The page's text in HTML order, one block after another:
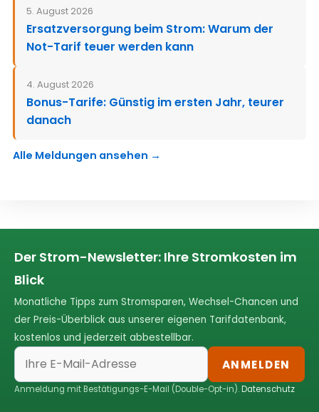
5. August 2026
Ersatzversorgung beim Strom: Warum der
Not-Tarif teuer werden kann
4. August 2026
Bonus-Tarife: Günstig im ersten Jahr, teurer
danach
Alle Meldungen ansehen →
Der Strom-Newsletter: Ihre Stromkosten im
Blick
Monatliche Tipps zum Stromsparen, Wechsel-Chancen und
der Preis-Überblick aus unserer eigenen Tarifdatenbank,
kostenlos und jederzeit abbestellbar.
ANMELDEN
Anmeldung mit Bestätigungs-E-Mail (Double-Opt-in).Datenschutz